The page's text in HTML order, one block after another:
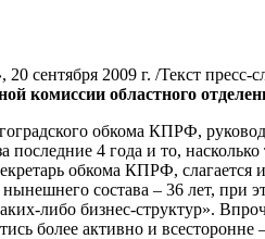
, 20 сентября 2009 г. /Текст
комиссии областного
обкома КПРФ,
последние 4 года и то,
обкома КПРФ,
состава – 36 лет, при
либо бизнес-структур».
более активно и